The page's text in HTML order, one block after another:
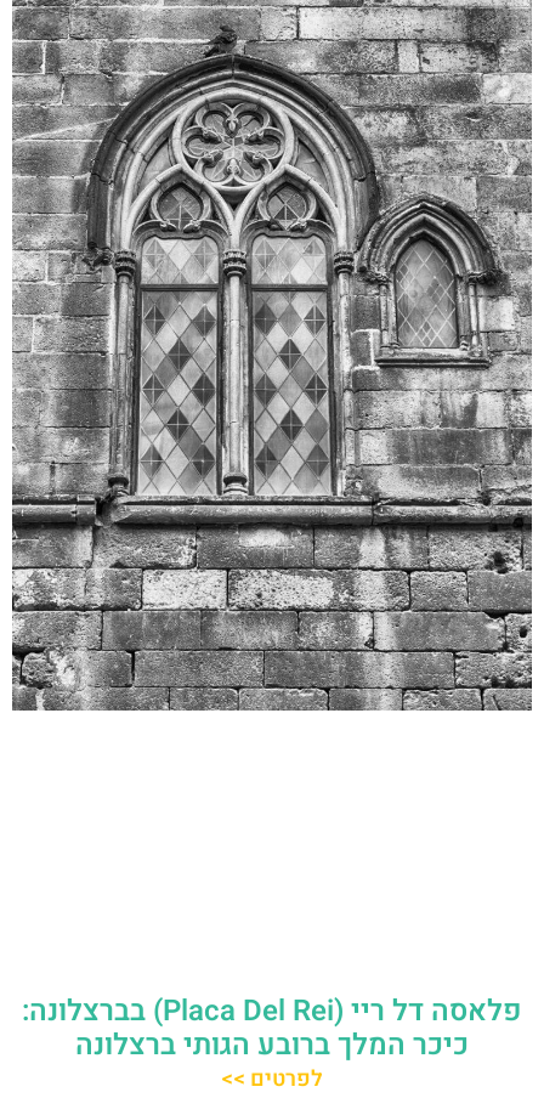
פלאסה דל ריי (Placa Del Rei) בברצלונה:
כיכר המלך ברובע הגותי ברצלונה
לפרטים >>